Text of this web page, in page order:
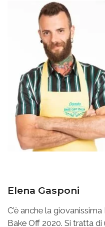
Elena Gasponi
C’è anche la
Bake Off 2020. Si tratta